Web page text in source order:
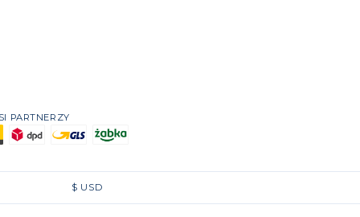
PARTNERZY
$ USD